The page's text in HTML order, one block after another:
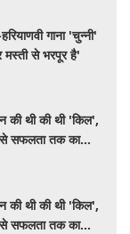
गाना 'चुन्नी'
मस्ती से भरपूर है'
की थी की थी 'किल',
से सफलता तक का
की थी की थी 'किल',
से सफलता तक का